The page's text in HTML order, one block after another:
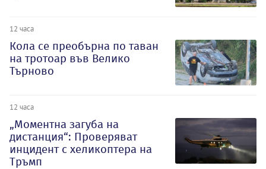
12 часа
Кола се преобърна по таван
на тротоар във Велико
Търново
12 часа
„Моментна загуба на
дистанция“: Проверяват
инцидент с хеликоптера на
Тръмп